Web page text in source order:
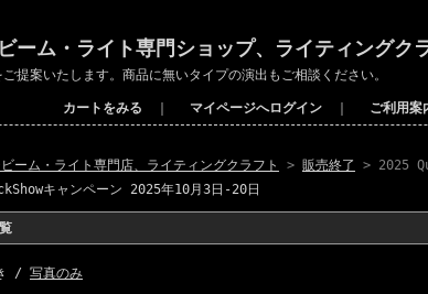
ーム・ライト専門ショップ、ライティングク
提案いたします。商品に無いタイプの演出もご相談ください。
カートをみる マイページへログイン ご利用案
ーム・ライト専門店、ライティングクラフト > 販売終了
> 2025
キャンペーン 2025年10月3日-20日
/ 写真のみ